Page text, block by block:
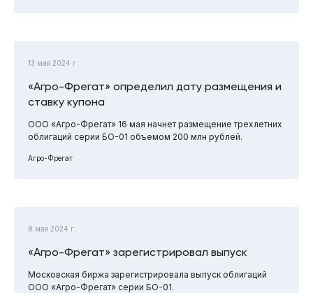
13 мая 2024 г.
«Агро-Фрегат» определил дату размещения и
ставку купона
ООО «Агро-Фрегат» 16 мая начнет размещение трехлетних
облигаций серии БО-01 объемом 200 млн рублей.
Агро-Фрегат
8 мая 2024 г.
«Агро-Фрегат» зарегистрировал выпуск
Московская биржа зарегистрировала выпуск облигаций
ООО «Агро-Фрегат» серии БО-01.